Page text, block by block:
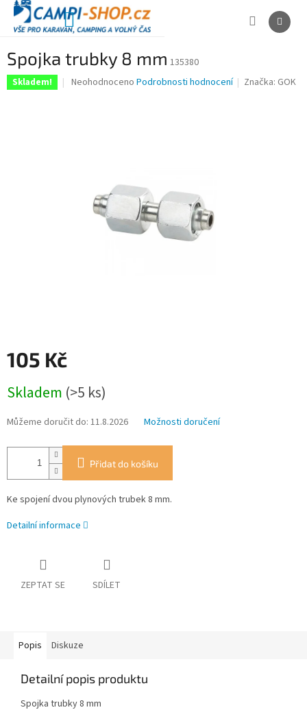
Přejít
obsah
NÁKUPNÍ
Spojka trubky 8 mm 135380
Skladem!
Průměrné
Neohodnoceno Podrobnosti hodnocení Značka: GOK
105 Kč
cena:
Skladem (>5 ks)
Můžeme doručit do: 11.8.2026 Možnosti doručení
Přidat do košíku
Ke spojení dvou plynových trubek 8 mm.
Detailní informace
ZEPTAT SE SDÍLET
Popis Diskuze
Detailní popis produktu
Spojka trubky 8 mm